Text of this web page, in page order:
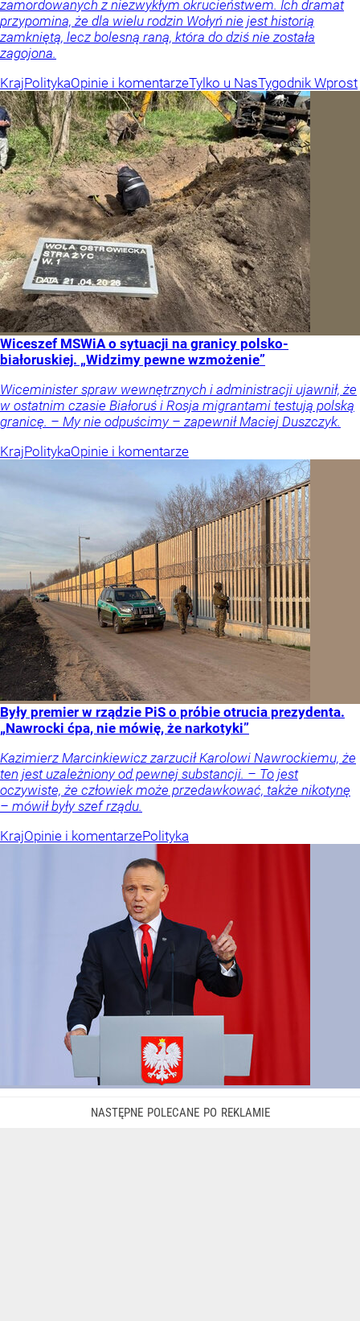
zamordowanych z niezwykłym okrucieństwem. Ich dramat
przypomina, że dla wielu rodzin Wołyń nie jest historią
zamkniętą, lecz bolesną raną, która do dziś nie została
zagojona.
KrajPolitykaOpinie i komentarzeTylko u NasTygodnik Wprost
Wiceszef MSWiA o sytuacji na granicy polsko-
białoruskiej. „Widzimy pewne wzmożenie”
Wiceminister spraw wewnętrznych i administracji ujawnił, że
w ostatnim czasie Białoruś i Rosja migrantami testują polską
granicę. – My nie odpuścimy – zapewnił Maciej Duszczyk.
KrajPolitykaOpinie i komentarze
Były premier w rządzie PiS o próbie otrucia prezydenta.
„Nawrocki ćpa, nie mówię, że narkotyki”
Kazimierz Marcinkiewicz zarzucił Karolowi Nawrockiemu, że
ten jest uzależniony od pewnej substancji. – To jest
oczywiste, że człowiek może przedawkować, także nikotynę
– mówił były szef rządu.
KrajOpinie i komentarzePolityka